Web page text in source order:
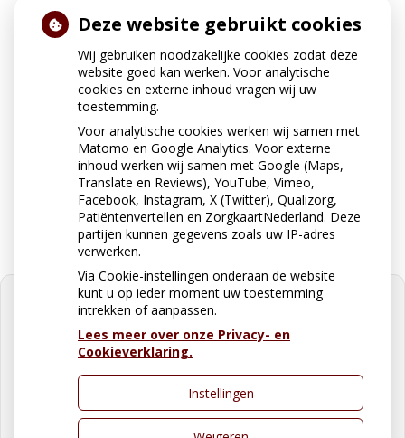
Neem contact op
0316-331031 vanaf 9.00 uur
bereikbaar
Stuur ons een e-mail
apotheekzonegge@ezorg.nl
U heeft geen toestemming gegeven
voorexterne inhouddie nodig is om
dit te zien.
Cookie-instellingen wijzigen
Deze website gebruikt cookies
Wij gebruiken noodzakelijke cookies zodat deze
website goed kan werken. Voor analytische
cookies en externe inhoud vragen wij uw
toestemming.
Voor analytische cookies werken wij samen met
Matomo en Google Analytics. Voor externe
inhoud werken wij samen met Google (Maps,
Translate en Reviews), YouTube, Vimeo,
Facebook, Instagram, X (Twitter), Qualizorg,
Patiëntenvertellen en ZorgkaartNederland. Deze
partijen kunnen gegevens zoals uw IP-adres
verwerken.
Via Cookie-instellingen onderaan de website
kunt u op ieder moment uw toestemming
intrekken of aanpassen.
Lees meer over onze Privacy- en
Cookieverklaring.
Instellingen